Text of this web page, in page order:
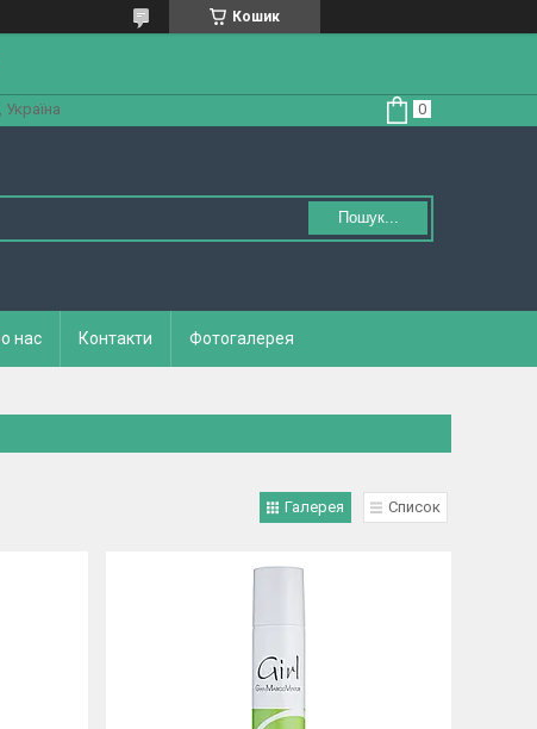
Кошик
Пошук...
нас Контакти Фотогалерея
Галерея Список